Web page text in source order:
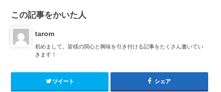
この記事をかいた人
tarom
初めまして。皆様の関心と興味を引き付ける記事をたくさん書いてい
きます！
ツイート シェア